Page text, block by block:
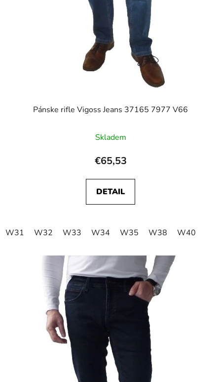
Pánske rifle Vigoss Jeans 37165 7977 V66
Skladem
€65,53
DETAIL
W31 W32 W33 W34 W35 W38 W40